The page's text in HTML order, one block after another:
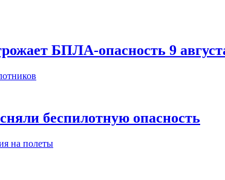
БПЛА-опасность 9
беспилотную опасность